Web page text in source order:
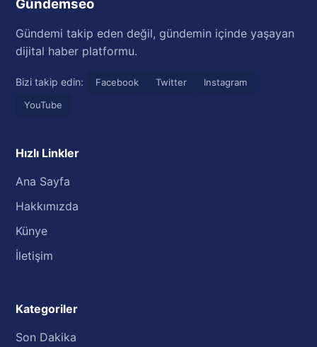
Gündemseo
Gündemi takip eden değil, gündemin içinde yaşayan
dijital haber platformu.
Bizi takip edin: Facebook Twitter
Instagram
YouTube
Hızlı Linkler
Ana Sayfa
Hakkımızda
Künye
İletişim
Kategoriler
Son Dakika